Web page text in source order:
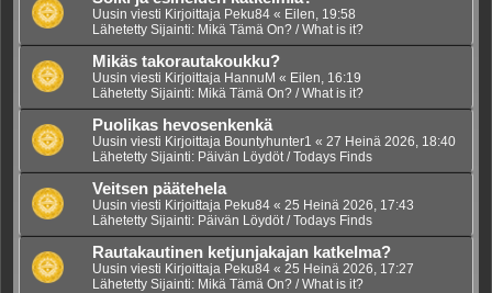
Uusin viesti Kirjoittaja Peku84 « Eilen, 19:58
Lähetetty Sijainti: Mikä Tämä On? / What is it?
Mikäs takorautakoukku?
Uusin viesti Kirjoittaja HannuM « Eilen, 16:19
Lähetetty Sijainti: Mikä Tämä On? / What is it?
Puolikas hevosenkenkä
Uusin viesti Kirjoittaja Bountyhunter1 « 27 Heinä 2026, 18:40
Lähetetty Sijainti: Päivän Löydöt / Todays Finds
Veitsen päätehela
Uusin viesti Kirjoittaja Peku84 « 25 Heinä 2026, 17:43
Lähetetty Sijainti: Päivän Löydöt / Todays Finds
Rautakautinen ketjunjakajan katkelma?
Uusin viesti Kirjoittaja Peku84 « 25 Heinä 2026, 17:27
Lähetetty Sijainti: Mikä Tämä On? / What is it?